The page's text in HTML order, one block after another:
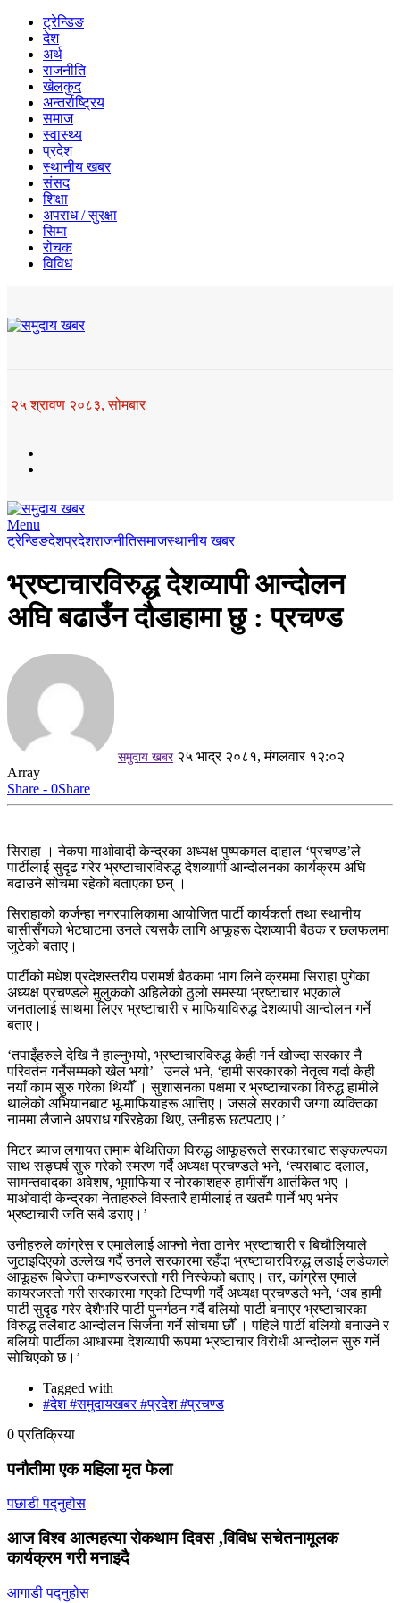
ट्रेन्डिङ
देश
अर्थ
राजनीति
खेलकुद
अन्तर्राष्ट्रिय
समाज
स्वास्थ्य
प्रदेश
स्थानीय खबर
संसद
शिक्षा
अपराध / सुरक्षा
सिमा
रोचक
विविध
२५ श्रावण २०८३, सोमबार
Menu
ट्रेन्डिङदेशप्रदेशराजनीतिसमाजस्थानीय खबर
भ्रष्टाचारविरुद्ध देशव्यापी आन्दोलन
अघि बढाउँन दौडाहामा छु : प्रचण्ड
समुदाय खबर २५ भाद्र २०८१, मंगलवार १२:०२
Array
Share - 0Share
सिराहा । नेकपा माओवादी केन्द्रका अध्यक्ष पुष्पकमल दाहाल ‘प्रचण्ड’ले
पार्टीलाई सुदृढ गरेर भ्रष्टाचारविरुद्ध देशव्यापी आन्दोलनका कार्यक्रम अघि
बढाउने सोचमा रहेको बताएका छन् ।
सिराहाको कर्जन्हा नगरपालिकामा आयोजित पार्टी कार्यकर्ता तथा स्थानीय
बासीसँगको भेटघाटमा उनले त्यसकै लागि आफूहरू देशव्यापी बैठक र छलफलमा
जुटेको बताए।
पार्टीको मधेश प्रदेशस्तरीय परामर्श बैठकमा भाग लिने क्रममा सिराहा पुगेका
अध्यक्ष प्रचण्डले मुलुकको अहिलेको ठुलो समस्या भ्रष्टाचार भएकाले
जनतालाई साथमा लिएर भ्रष्टाचारी र माफियाविरुद्ध देशव्यापी आन्दोलन गर्ने
बताए।
‘तपाइँहरुले देखि नै हाल्नुभयो, भ्रष्टाचारविरुद्ध केही गर्न खोज्दा सरकार नै
परिवर्तन गर्नेसम्मको खेल भयो’– उनले भने, ‘हामी सरकारको नेतृत्व गर्दा केही
नयाँ काम सुरु गरेका थियौँ । सुशासनका पक्षमा र भ्रष्टाचारका विरुद्ध हामीले
थालेको अभियानबाट भू-माफियाहरू आत्तिए। जसले सरकारी जग्गा व्यक्तिका
नाममा लैजाने अपराध गरिरहेका थिए, उनीहरू छटपटाए।’
मिटर ब्याज लगायत तमाम बेथितिका विरुद्ध आफूहरूले सरकारबाट सङ्कल्पका
साथ सङ्घर्ष सुरु गरेको स्मरण गर्दै अध्यक्ष प्रचण्डले भने, ‘त्यसबाट दलाल,
सामन्तवादका अवेशष, भूमाफिया र नोरकाशहरु हामीसँग आतंकित भए ।
माओवादी केन्द्रका नेताहरुले विस्तारै हामीलाई त खतमै पार्ने भए भनेर
भ्रष्टाचारी जति सबै डराए।’
उनीहरुले कांग्रेस र एमालेलाई आफ्नो नेता ठानेर भ्रष्टाचारी र बिचौलियाले
जुटाइदिएको उल्लेख गर्दै उनले सरकारमा रहँदा भ्रष्टाचारविरुद्ध लडाई लडेकाले
आफूहरू बिजेता कमाण्डरजस्तो गरी निस्केको बताए। तर, कांग्रेस एमाले
कायरजस्तो गरी सरकारमा गएको टिप्पणी गर्दै अध्यक्ष प्रचण्डले भने, ‘अब हामी
पार्टी सुदृढ गरेर देशैभरि पार्टी पुनर्गठन गर्दै बलियो पार्टी बनाएर भ्रष्टाचारका
विरुद्ध तलैबाट आन्दोलन सिर्जना गर्ने सोचमा छौँ । पहिले पार्टी बलियो बनाउने र
बलियो पार्टीका आधारमा देशव्यापी रूपमा भ्रष्टाचार विरोधी आन्दोलन सुरु गर्ने
सोचिएको छ।’
Tagged with
#देश #समुदायखबर #प्रदेश #प्रचण्ड
0 प्रतिक्रिया
पनौतीमा एक महिला मृत फेला
पछाडी पद्नुहोस
आज विश्व आत्महत्या रोकथाम दिवस ,विविध सचेतनामूलक
कार्यक्रम गरी मनाइदै
आगाडी पद्नुहोस